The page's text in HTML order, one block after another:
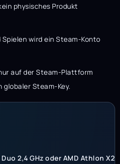
physisches Produkt
wird ein Steam-Konto
auf der Steam-Plattform
globaler Steam-Key.
2,4 GHz oder AMD Athlon X2